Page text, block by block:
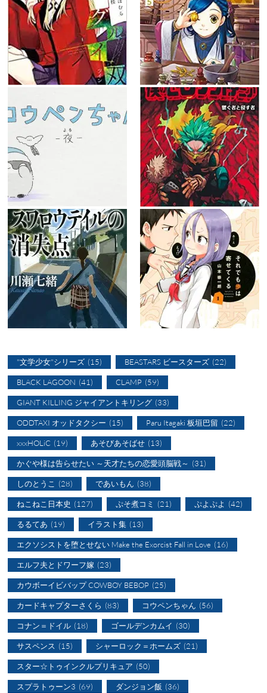
"文学少女"シリーズ (15) BEASTARS ビースターズ (22)
BLACK LAGOON (41) CLAMP (59)
GIANT KILLING ジャイアントキリング (33)
ODDTAXI オッドタクシー (15) Paru Itagaki 板垣巴留 (22)
xxxHOLiC (19) あそびあそばせ (13)
かぐや様は告らせたい ～天才たちの恋愛頭脳戦～ (31)
しのとうこ (28) であいもん (38)
ねこねこ日本史 (127) ぷそ煮コミ (21) ぷよぷよ (42)
るるてあ (19) イラスト集 (13)
エクソシストを堕とせない Make the Exorcist Fall in Love (16)
エルフ夫とドワーフ嫁 (23)
カウボーイビバップ COWBOY BEBOP (25)
カードキャプターさくら (83) コウペンちゃん (56)
コナン＝ドイル (18) ゴールデンカムイ (30)
サスペンス (15) シャーロック＝ホームズ (21)
スター☆トゥインクルプリキュア (50)
スプラトゥーン3 (69) ダンジョン飯 (36)